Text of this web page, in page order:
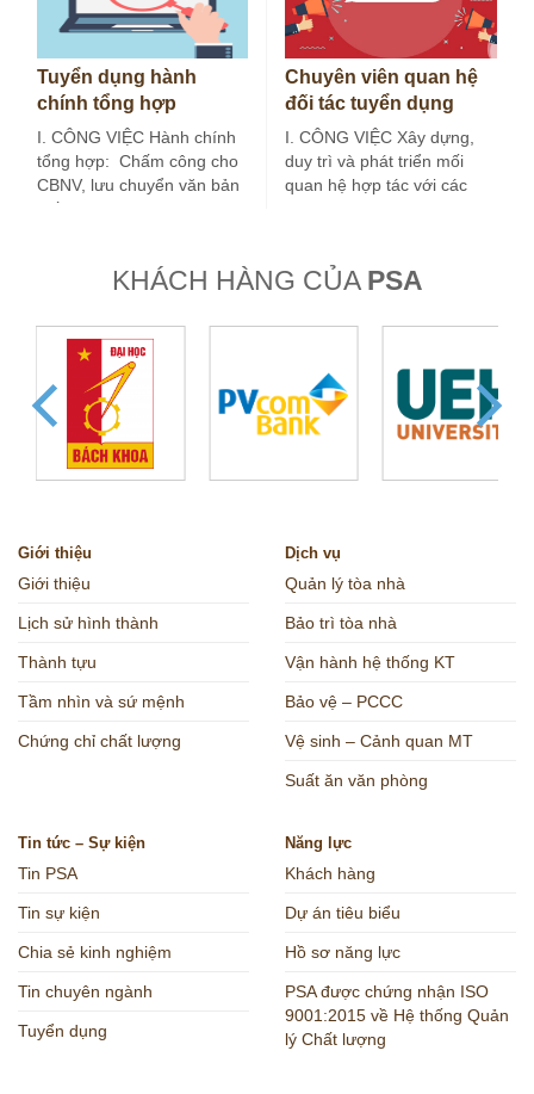
Tuyển dụng hành
chính tổng hợp
I. CÔNG VIỆC Hành chính
tổng hợp: Chấm công cho
CBNV, lưu chuyển văn bản
giấy tờ. Quản lý và…
Chuyên viên quan hệ
đối tác tuyển dụng
I. CÔNG VIỆC Xây dựng,
duy trì và phát triển mối
quan hệ hợp tác với các
KHÁCH HÀNG CỦA PSA
Giới thiệu
Giới thiệu
Lịch sử hình thành
Thành tựu
Tầm nhìn và sứ mệnh
Chứng chỉ chất lượng
Dịch vụ
Quản lý tòa nhà
Bảo trì tòa nhà
Vận hành hệ thống KT
Bảo vệ – PCCC
Vệ sinh – Cảnh quan MT
Suất ăn văn phòng
Tin tức – Sự kiện
Tin PSA
Tin sự kiện
Chia sẻ kinh nghiệm
Tin chuyên ngành
Tuyển dụng
Năng lực
Khách hàng
Dự án tiêu biểu
Hồ sơ năng lực
PSA được chứng nhận ISO
9001:2015 về Hệ thống Quản
lý Chất lượng